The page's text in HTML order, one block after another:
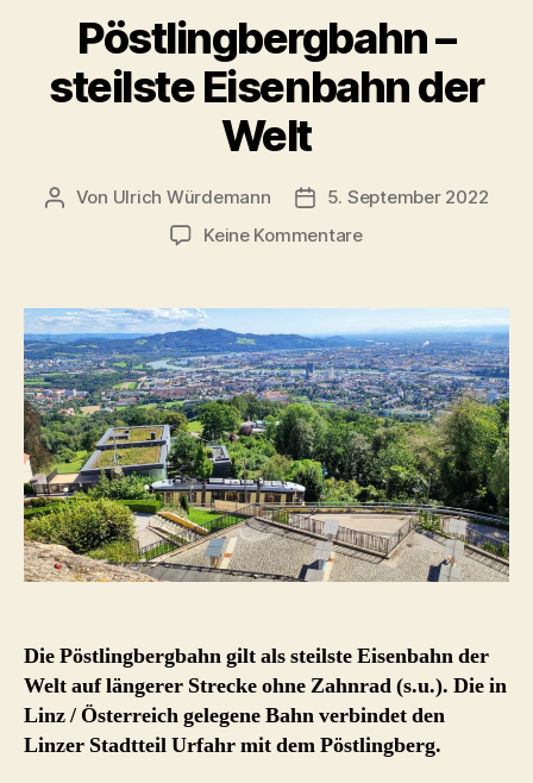
Pöstlingbergbahn –
steilste Eisenbahn der
Welt
Beitragsautor
Von Ulrich Würdemann Beitragsdatum
5. September 2022
Keine Kommentarezu
steilste
Eisenbahn
der
Welt
Die Pöstlingbergbahn gilt als steilste Eisenbahn der
Welt auf längerer Strecke ohne Zahnrad (s.u.). Die in
Linz / Österreich gelegene Bahn verbindet den
Linzer Stadtteil Urfahr mit dem Pöstlingberg.